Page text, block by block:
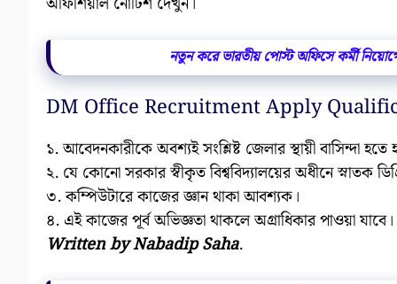
নতুন করে ভারতীয় পোস্ট অফিসে কর্মী
DM Office Recruitment Apply
১. আবেদনকারীকে অবশ্যই সংশ্লিষ্ট জেলার স্থায়ী বাসিন্দা হতে
২. যে কোনো সরকার স্বীকৃত বিশ্ববিদ্যালয়ের অধীনে স্নাতক
৩. কম্পিউটারে কাজের জ্ঞান থাকা আবশ্যক।
৪. এই কাজের পূর্ব অভিজ্ঞতা থাকলে অগ্রাধিকার পাওয়া যাবে।
Written by Nabadip Saha.